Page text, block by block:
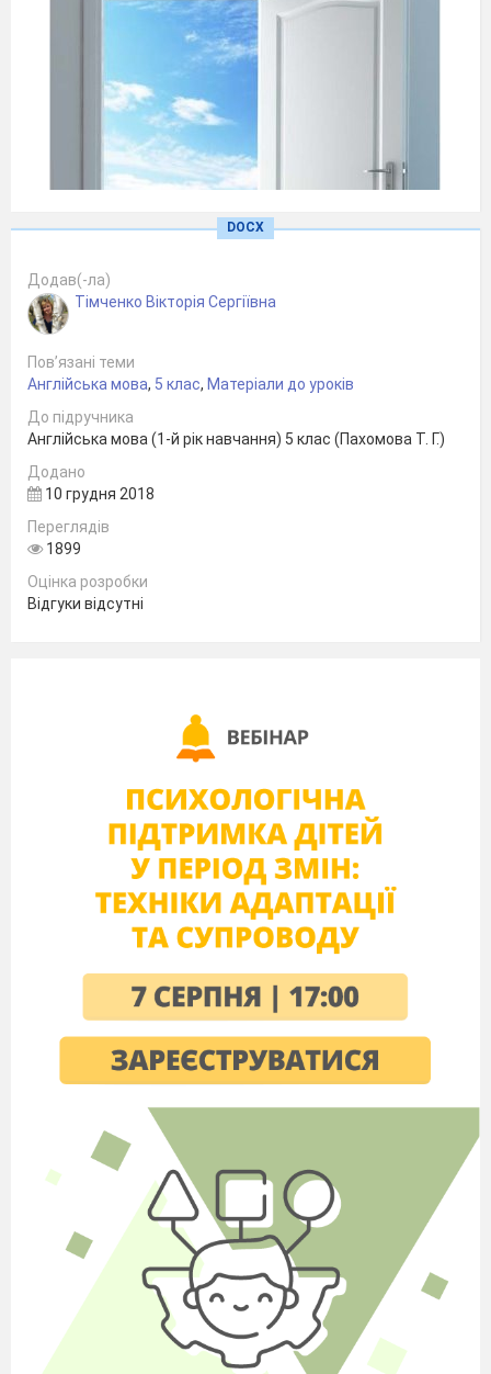
DOOR
Chair
DOCX
Додав(-ла)
Тімченко Вікторія Сергіївна
Пов’язані теми
Англійська мова, 5 клас, Матеріали до уроків
До підручника
Англійська мова (1-й рік навчання) 5 клас (Пахомова Т. Г.)
Додано
10 грудня 2018
Переглядів
1899
Оцінка розробки
Відгуки відсутні